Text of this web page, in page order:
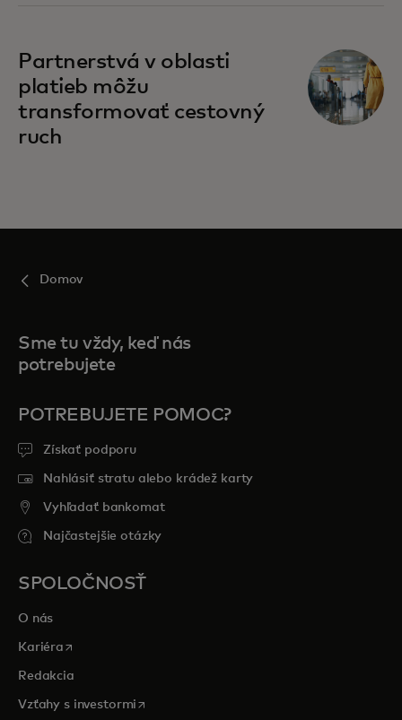
Partnerstvá v oblasti
platieb môžu
transformovať cestovný
ruch
Domov
Sme tu vždy, keď nás
potrebujete
POTREBUJETE POMOC?
Získať podporu
Nahlásiť stratu alebo krádež karty
Vyhľadať bankomat
Najčastejšie otázky
SPOLOČNOSŤ
O nás
Kariéra opens in a new tab
Redakcia
Vzťahy s investormi opens in a new tab